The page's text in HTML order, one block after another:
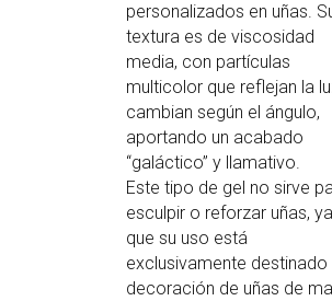
personalizados en uñas.
textura es de viscosidad
media, con partículas
multicolor que reflejan la
cambian según el ángulo,
aportando un acabado
“galáctico” y llamativo.
Este tipo de gel no sirve
esculpir o reforzar uñas, ya
que su uso está
exclusivamente destinado
decoración de uñas de